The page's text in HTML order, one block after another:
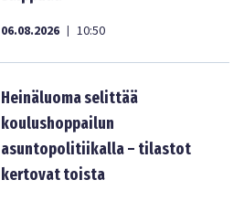
06.08.2026 | 10:50
Heinäluoma selittää
koulushoppailun
asuntopolitiikalla – tilastot
kertovat toista